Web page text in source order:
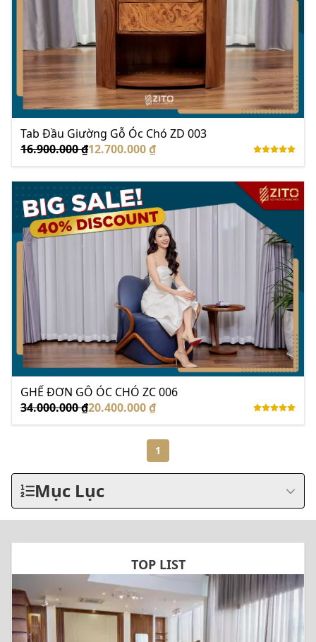
Tab Đầu Giường Gỗ Óc Chó ZD 003
16.900.000 ₫12.700.000 ₫
GHẾ ĐƠN GỖ ÓC CHÓ ZC 006
34.000.000 ₫20.400.000 ₫
1
Mục Lục
TOP LIST